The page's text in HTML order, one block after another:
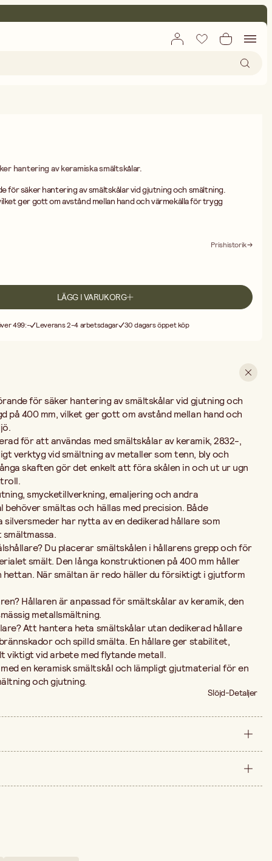
hantering av keramiska smältskålar.
för säker hantering av smältskålar vid gjutning och smältning.
ger gott om avstånd mellan hand och värmekälla för trygg
in och ut ur ugn eller över gaslåga med full kontroll.
med precision. Både hobbyhantverkare och erfarna silversmeder har
Du placerar smältskålen i hållarens grepp och för den över
långa konstruktionen på 400 mm håller handen på säkert avstånd
är anpassad för smältskålar av keramik, den vanligaste typen
Prishistorik
LÄGG I VARUKORG
499:- Leverans 2-4 arbetsdagar 30 dagars öppet köp
för säker hantering av smältskålar vid gjutning och
på 400 mm, vilket ger gott om avstånd mellan hand och
för att användas med smältskålar av keramik, 2832-,
verktyg vid smältning av metaller som tenn, bly och
skaften gör det enkelt att föra skålen in och ut ur ugn
smycketillverkning, emaljering och andra
smältas och hällas med precision. Både
har nytta av en dedikerad hållare som
Du placerar smältskålen i hållarens grepp och för
smält. Den långa konstruktionen på 400 mm håller
hettan. När smältan är redo häller du försiktigt i gjutform
Hållaren är anpassad för smältskålar av keramik, den
metallsmältning.
Att hantera heta smältskålar utan dedikerad hållare
och spilld smälta. En hållare ger stabilitet,
viktigt vid arbete med flytande metall.
en keramisk smältskål och lämpligt gjutmaterial för en
och gjutning.
Slöjd-Detaljer
styck